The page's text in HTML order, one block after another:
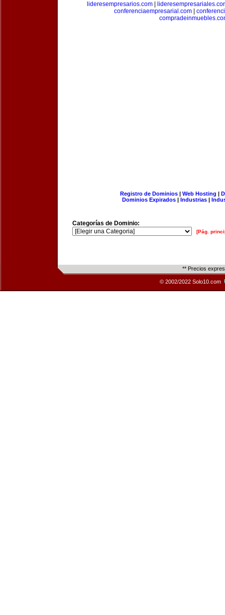
lideresempresarios.com
conferenciaempresarial.com
Registro de Dominios| Web Hosting |
Dominios Expirados | Industrias |
Categorías de Dominio:
[Pág.
** Precios
© 2002/2022 Solo10.com